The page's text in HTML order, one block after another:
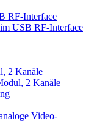
RF-Interface
USB RF-Interface
2 Kanäle
2 Kanäle
Video-